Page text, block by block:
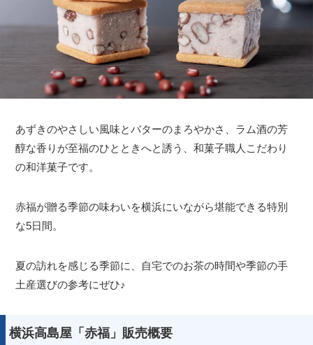
あずきのやさしい風味とバターのまろやかさ、ラム酒の芳
醇な香りが至福のひとときへと誘う、和菓子職人こだわり
の和洋菓子です。
赤福が贈る季節の味わいを横浜にいながら堪能できる特別
な5日間。
夏の訪れを感じる季節に、自宅でのお茶の時間や季節の手
土産選びの参考にぜひ♪
横浜高島屋「赤福」販売概要